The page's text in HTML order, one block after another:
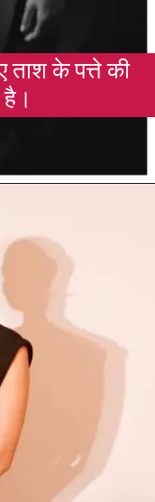
ताश के पत्ते की